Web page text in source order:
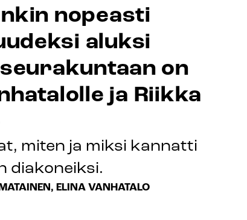
nopeasti
aluksi
on
ja Riikka
miten ja miksi kannatti
diakoneiksi.
ELINA VANHATALO